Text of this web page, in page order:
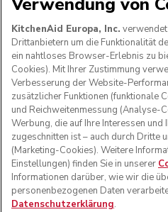
WIR
FOLGEN
Verwendung von
KitchenAid Europa, Inc.
Drittanbietern um die Funktionalität
ein nahtloses Browser-Erlebnis zu
Cookies). Mit Ihrer Zustimmung
Verbesserung der Website-
zusätzlicher Funktionen (funktionale
und Reichweitenmessung (Analyse-
Werbung, die auf Ihre Interessen und
zugeschnitten ist – auch durch Dritte
(Marketing-Cookies). Weitere
Einstellungen) finden Sie in unserer
Informationen darüber, wie wir die
personenbezogenen Daten
Datenschutzerklärung.